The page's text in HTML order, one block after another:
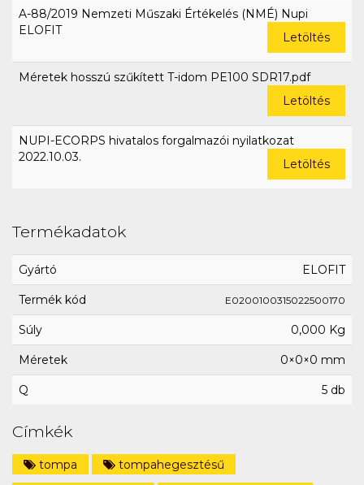
A-88/2019 Nemzeti Műszaki Értékelés (NMÉ) Nupi
ELOFIT
Letöltés
Méretek hosszú szűkített T-idom PE100 SDR17.pdf
Letöltés
NUPI-ECORPS hivatalos forgalmazói nyilatkozat
2022.10.03.
Letöltés
Termékadatok
Gyártó ELOFIT
Termék kód E0200100315022500170
Súly 0,000 Kg
Méretek 0×0×0 mm
Q 5 db
Címkék
tompa
tompahegesztésű